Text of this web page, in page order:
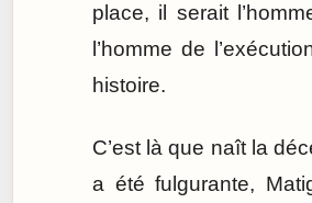
place, il serait
l’homme de
histoire.
C’est là que naît la
a été fulgurante,